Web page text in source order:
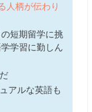
人柄が伝わり
短期留学に挑
学習に勤しん
アルな英語も